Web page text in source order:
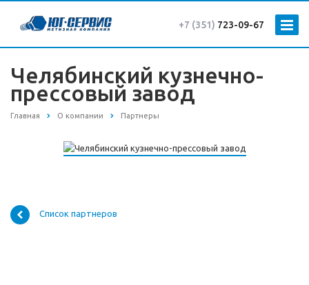
+7 (351) 723-09-67
Челябинский кузнечно-
прессовый завод
Главная О компании Партнеры
Список партнеров